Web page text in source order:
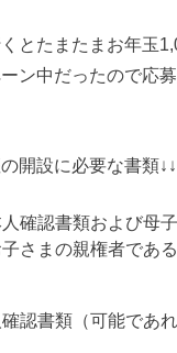
とたまたまお年玉
ン中だったので応
開設に必要な書類↓↓
確認書類および母
さまの親権者であ
認書類（可能であれ